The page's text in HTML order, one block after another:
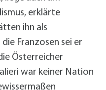
erklärte
ihn als
Franzosen sei er
Österreicher
war keiner Nation